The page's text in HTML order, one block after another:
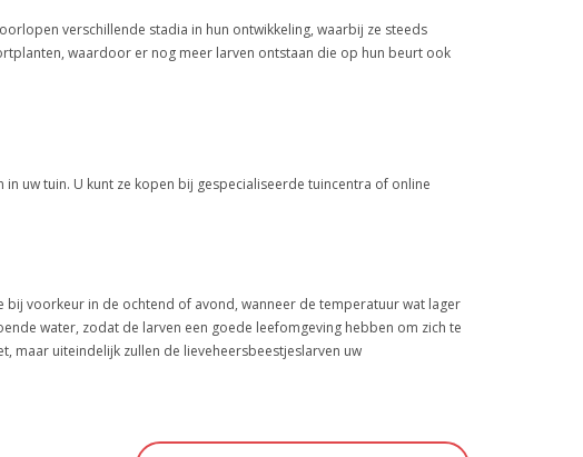
verschillende stadia in hun ontwikkeling, waarbij ze steeds
waardoor er nog meer larven ontstaan die op hun beurt ook
uw tuin. U kunt ze kopen bij gespecialiseerde tuincentra of online
voorkeur in de ochtend of avond, wanneer de temperatuur wat lager
water, zodat de larven een goede leefomgeving hebben om zich te
maar uiteindelijk zullen de lieveheersbeestjeslarven uw